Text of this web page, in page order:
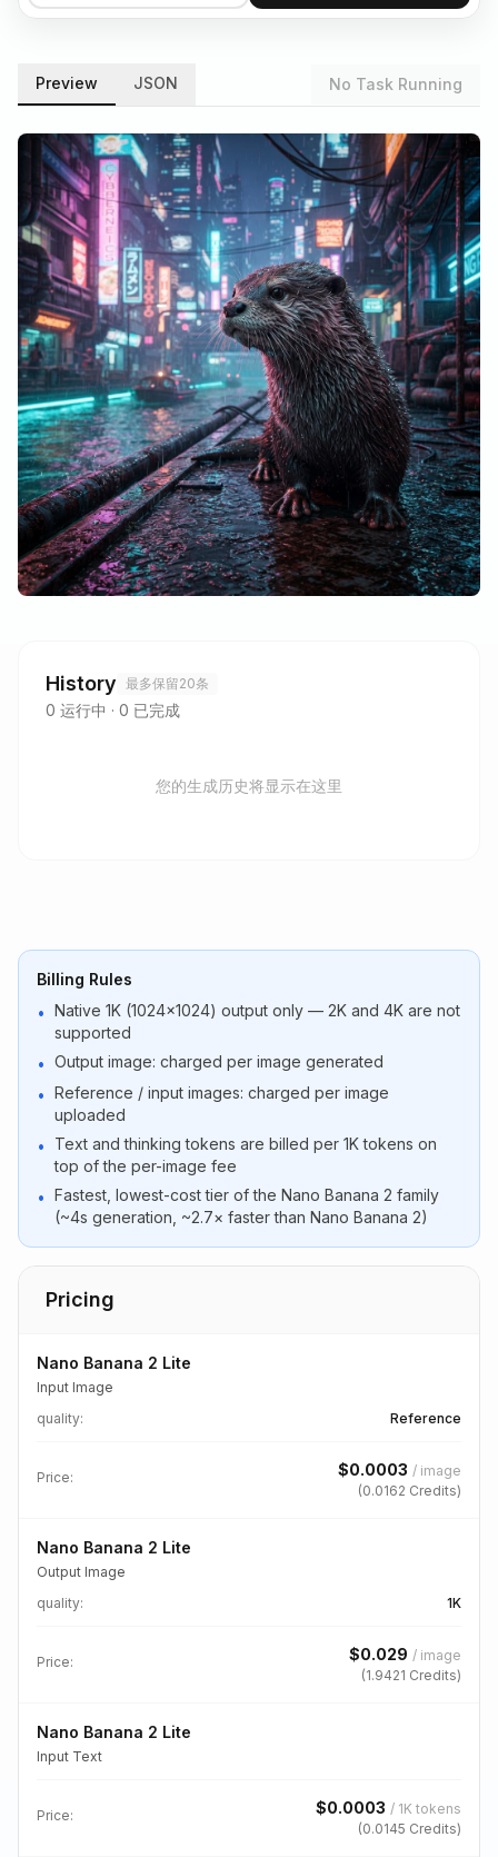
Preview JSON No Task Running
History 最多保留20条
0 运行中 · 0 已完成
您的生成历史将显示在这里
Billing Rules
• Native 1K (1024×1024) output only — 2K and 4K are not
supported
• Output image: charged per image generated
• Reference / input images: charged per image
uploaded
•
Text and thinking tokens are billed per 1K tokens on
top of the per-image fee
• Fastest, lowest-cost tier of the Nano Banana 2 family
(~4s generation, ~2.7× faster than Nano Banana 2)
Pricing
Nano Banana 2 Lite
Input Image
quality: Reference
Price: $0.0003 / image
(0.0162 Credits)
Nano Banana 2 Lite
Output Image
quality: 1K
Price: $0.029 / image
(1.9421 Credits)
Nano Banana 2 Lite
Input Text
Price: $0.0003 / 1K tokens
(0.0145 Credits)